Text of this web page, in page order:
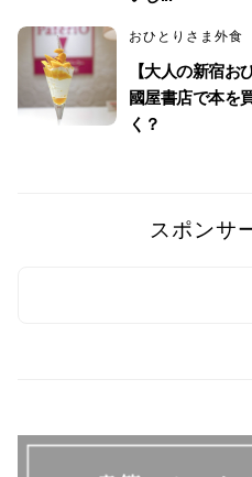
おひとりさま外食
【大人の新宿お
國屋書店で本を
く？
スポンサ